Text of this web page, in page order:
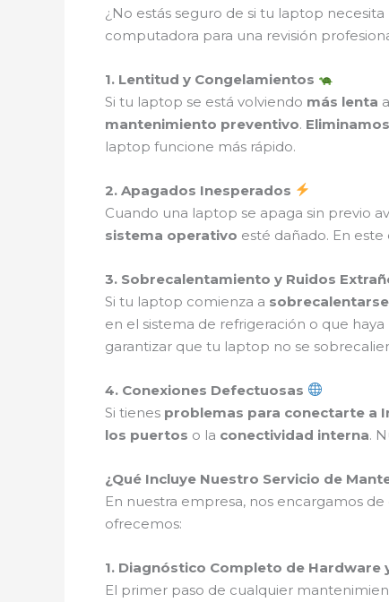
¿No estás seguro de si tu laptop
computadora para una revisión
1. Lentitud y Congelamientos
Si tu laptop se está volviendo más lenta
mantenimiento preventivo.
laptop funcione más rápido.
2. Apagados Inesperados
Cuando una laptop se apaga sin previo
sistema operativo esté dañado. En este
3. Sobrecalentamiento y Ruidos
Si tu laptop comienza a sobrecalentarse
en el sistema de refrigeración o que haya
garantizar que tu laptop no se
4. Conexiones Defectuosas
Si tienes problemas para conectarte a
los puertos o la conectividad interna.
¿Qué Incluye Nuestro Servicio de
En nuestra empresa, nos encargamos
ofrecemos:
1. Diagnóstico Completo de Hardware
El primer paso de cualquier